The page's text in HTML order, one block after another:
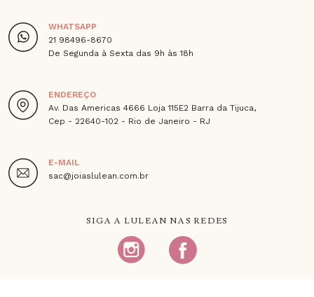
WHATSAPP
21 98496-8670
De Segunda à Sexta das 9h às 18h
ENDEREÇO
Av. Das Americas 4666 Loja 115E2 Barra da Tijuca,
Cep - 22640-102 - Rio de Janeiro - RJ
E-MAIL
sac@joiaslulean.com.br
SIGA A LULEAN NAS REDES